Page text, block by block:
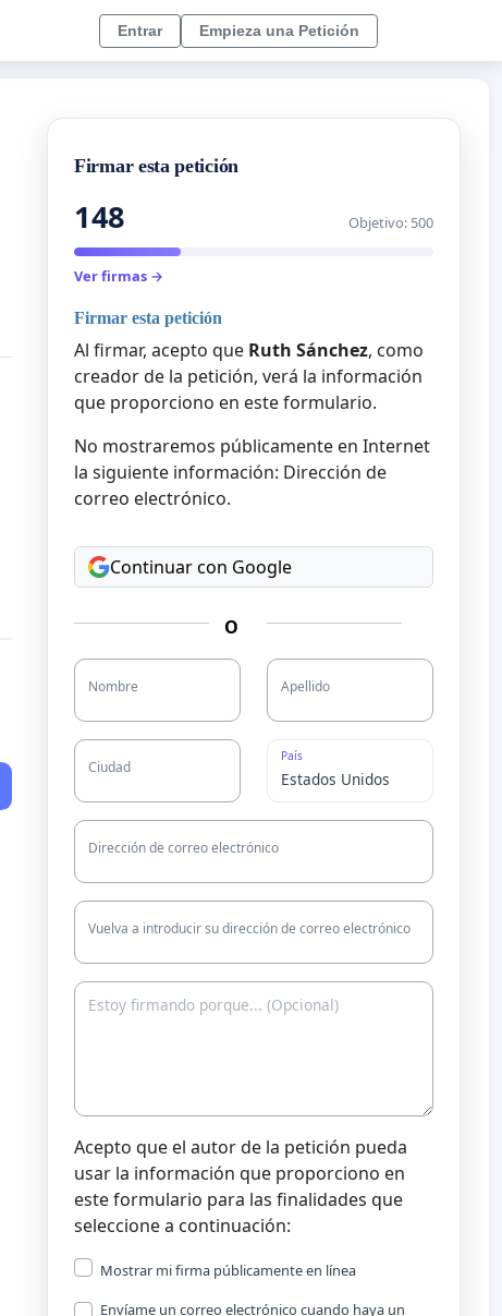
Entrar Empieza una Petición
Firmar esta petición
148 Objetivo: 500
Ver firmas →
Firmar esta petición
Al firmar, acepto que Ruth Sánchez, como
creador de la petición, verá la información
que proporciono en este formulario.
No mostraremos públicamente en Internet
la siguiente información: Dirección de
correo electrónico.
Continuar con Google
O
Nombre Apellido
Ciudad
País
Dirección de correo electrónico
Vuelva a introducir su dirección de correo electrónico
Acepto que el autor de la petición pueda
usar la información que proporciono en
este formulario para las finalidades que
seleccione a continuación:
Mostrar mi firma públicamente en línea
Envíame un correo electrónico cuando haya un